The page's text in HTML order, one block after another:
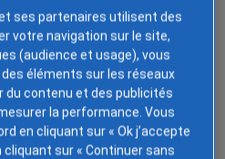
expérience souvent
c’est un mélange de
et de sentiments
aussi être démunis
souffrance. Reconnaître et
pour leur permettre de
ses partenaires utilisent des
votre navigation sur le site,
(audience et usage), vous
éléments sur les réseaux
du contenu et des publicités
la performance. Vous
en cliquant sur « Ok j’accepte
cliquant sur « Continuer sans